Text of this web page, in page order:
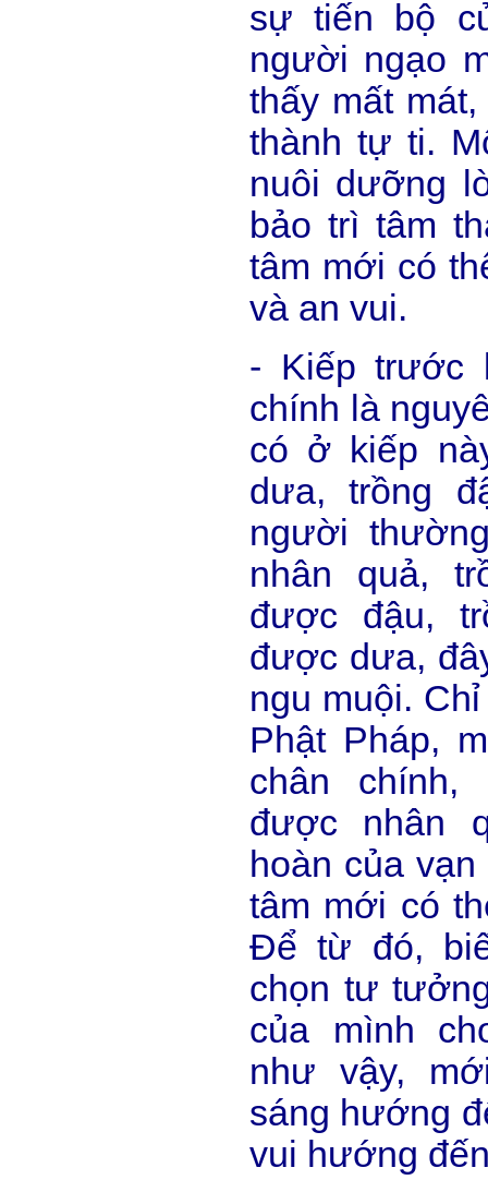
sự tiến bộ
người ngạo
thấy mất
thành tự ti.
nuôi dưỡng
bảo trì tâm
tâm mới có
và an vui.
- Kiếp trước
chính là
có ở kiếp
dưa, trồng
người
nhân quả,
được đậu,
được dưa,
ngu muội.
Phật Pháp,
chân
được nhân
hoàn của
tâm mới có
Để từ đó,
chọn tư
của mình
như vậy,
sáng hướng
vui hướng